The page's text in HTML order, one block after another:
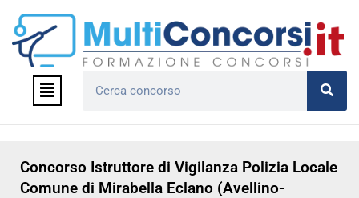
contenuto
Menu
Concorso Istruttore di Vigilanza Polizia Locale
Comune di Mirabella Eclano (Avellino-